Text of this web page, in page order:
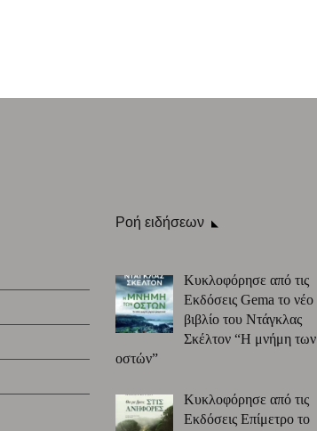
Ροή ειδήσεων
Κυκλοφόρησε από τις
Εκδόσεις Gema το νέο
βιβλίο του Ντάγκλας
Σκέλτον “Η μνήμη των
οστών”
Κυκλοφόρησε από τις
Εκδόσεις Επίμετρο το